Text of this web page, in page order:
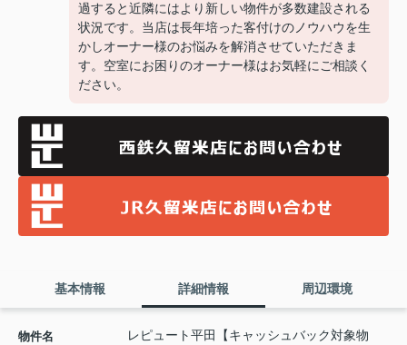
過すると近隣にはより新しい物件が多数建設される
状況です。当店は長年培った客付けのノウハウを生
かしオーナー様のお悩みを解消させていただきま
す。空室にお困りのオーナー様はお気軽にご相談く
ださい。
基本情報 詳細情報 周辺環境
物件名
レピュート平田【キャッシュバック対象物